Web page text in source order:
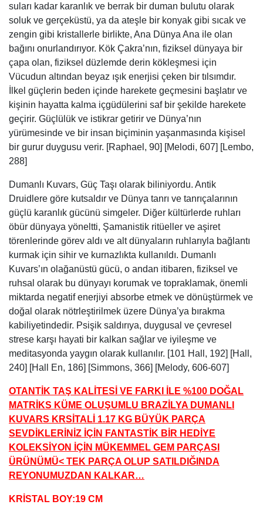
suları kadar karanlık ve berrak bir duman bulutu olarak
soluk ve gerçeküstü, ya da ateşle bir konyak gibi sıcak ve
zengin gibi kristallerle birlikte, Ana Dünya Ana ile olan
bağını onurlandırıyor. Kök Çakra’nın, fiziksel dünyaya bir
çapa olan, fiziksel düzlemde derin kökleşmesi için
Vücudun altından beyaz ışık enerjisi çeken bir tılsımdır.
İlkel güçlerin beden içinde harekete geçmesini başlatır ve
kişinin hayatta kalma içgüdülerini saf bir şekilde harekete
geçirir. Güçlülük ve istikrar getirir ve Dünya’nın
yürümesinde ve bir insan biçiminin yaşanmasında kişisel
bir gurur duygusu verir. [Raphael, 90] [Melodi, 607] [Lembo,
288]
Dumanlı Kuvars, Güç Taşı olarak biliniyordu. Antik
Druidlere göre kutsaldır ve Dünya tanrı ve tanrıçalarının
güçlü karanlık gücünü simgeler. Diğer kültürlerde ruhları
öbür dünyaya yöneltti, Şamanistik ritüeller ve aşiret
törenlerinde görev aldı ve alt dünyaların ruhlarıyla bağlantı
kurmak için sihir ve kurnazlıkta kullanıldı. Dumanlı
Kuvars’ın olağanüstü gücü, o andan itibaren, fiziksel ve
ruhsal olarak bu dünyayı korumak ve topraklamak, önemli
miktarda negatif enerjiyi absorbe etmek ve dönüştürmek ve
doğal olarak nötrleştirilmek üzere Dünya’ya bırakma
kabiliyetindedir. Psişik saldırıya, duygusal ve çevresel
strese karşı hayati bir kalkan sağlar ve iyileşme ve
meditasyonda yaygın olarak kullanılır. [101 Hall, 192] [Hall,
240] [Hall En, 186] [Simmons, 366] [Melody, 606-607]
OTANTİK TAŞ KALİTESİ VE FARKI İLE %100 DOĞAL
MATRİKS KÜME OLUŞUMLU BRAZİLYA DUMANLI
KUVARS KRSİTALİ 1.17 KG BÜYÜK PARÇA
SEVDİKLERİNİZ İÇİN FANTASTİK BİR HEDİYE
KOLEKSİYON İÇİN MÜKEMMEL GEM PARÇASI
ÜRÜNÜMÜ< TEK PARÇA OLUP SATILDIĞINDA
REYONUMUZDAN KALKAR…
KRİSTAL BOY:19 CM